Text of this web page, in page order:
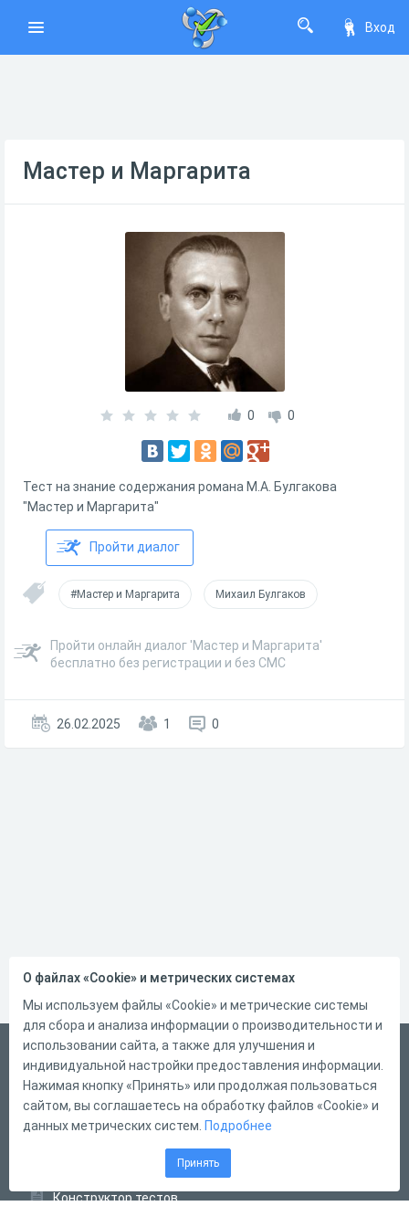
Вход
Мастер и Маргарита
0 0
Тест на знание содержания романа М.А. Булгакова
"Мастер и Маргарита"
Пройти диалог
#Мастер и Маргарита Михаил Булгаков
Пройти онлайн диалог 'Мастер и Маргарита'
бесплатно без регистрации и без СМС
26.02.2025 1 0
Русский
Справка
Форма обратной связи
Конструктор тестов
О файлах «Cookie» и метрических системах
Мы используем файлы «Cookie» и метрические системы
для сбора и анализа информации о производительности и
использовании сайта, а также для улучшения и
индивидуальной настройки предоставления информации.
Нажимая кнопку «Принять» или продолжая пользоваться
сайтом, вы соглашаетесь на обработку файлов «Cookie» и
данных метрических систем. Подробнее
Принять